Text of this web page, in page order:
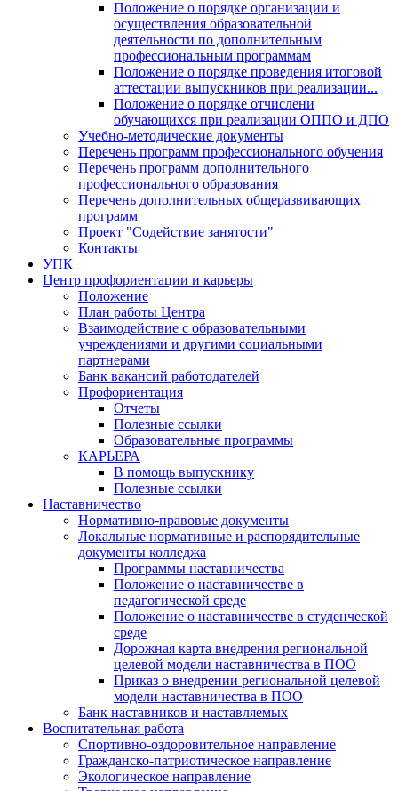
Положение о порядке организации и
осуществления образовательной
деятельности по дополнительным
профессиональным программам
Положение о порядке проведения итоговой
аттестации выпускников при реализации...
Положение о порядке отчислени
обучающихся при реализации ОППО и ДПО
Учебно-методические документы
Перечень программ профессионального обучения
Перечень программ дополнительного
профессионального образования
Перечень дополнительных общеразвивающих
программ
Проект "Содействие занятости"
Контакты
УПК
Центр профориентации и карьеры
Положение
План работы Центра
Взаимодействие с образовательными
учреждениями и другими социальными
партнерами
Банк вакансий работодателей
Профориентация
Отчеты
Полезные ссылки
Образовательные программы
КАРЬЕРА
В помощь выпускнику
Полезные ссылки
Наставничество
Нормативно-правовые документы
Локальные нормативные и распорядительные
документы колледжа
Программы наставничества
Положение о наставничестве в
педагогической среде
Положение о наставничестве в студенческой
среде
Дорожная карта внедрения региональной
целевой модели наставничества в ПОО
Приказ о внедрении региональной целевой
модели наставничества в ПОО
Банк наставников и наставляемых
Воспитательная работа
Спортивно-оздоровительное направление
Гражданско-патриотическое направление
Экологическое направление